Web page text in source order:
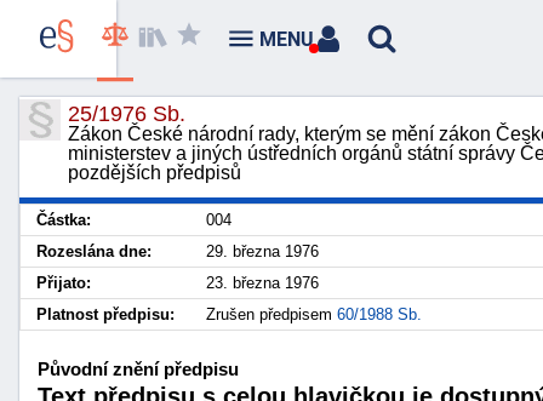
25/1976 Sb.
Zákon České národní rady, kterým se mění zákon
ministerstev a jiných ústředních orgánů státní správy
pozdějších předpisů
Částka:
004
Rozeslána dne:
29. března 1976
Přijato:
23. března 1976
Platnost předpisu:
Zrušen předpisem 60/1988 Sb.
Původní znění předpisu
Text předpisu s celou hlavičkou je
MENU